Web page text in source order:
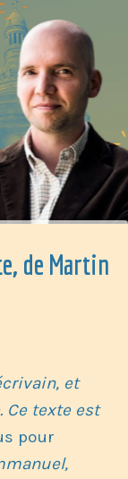
de Martin
et
Ce texte est
pour